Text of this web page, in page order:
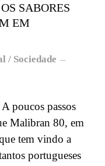
SABORES
EM
/ Sociedade
poucos passos
Malibran 80, em
tem vindo a
portugueses